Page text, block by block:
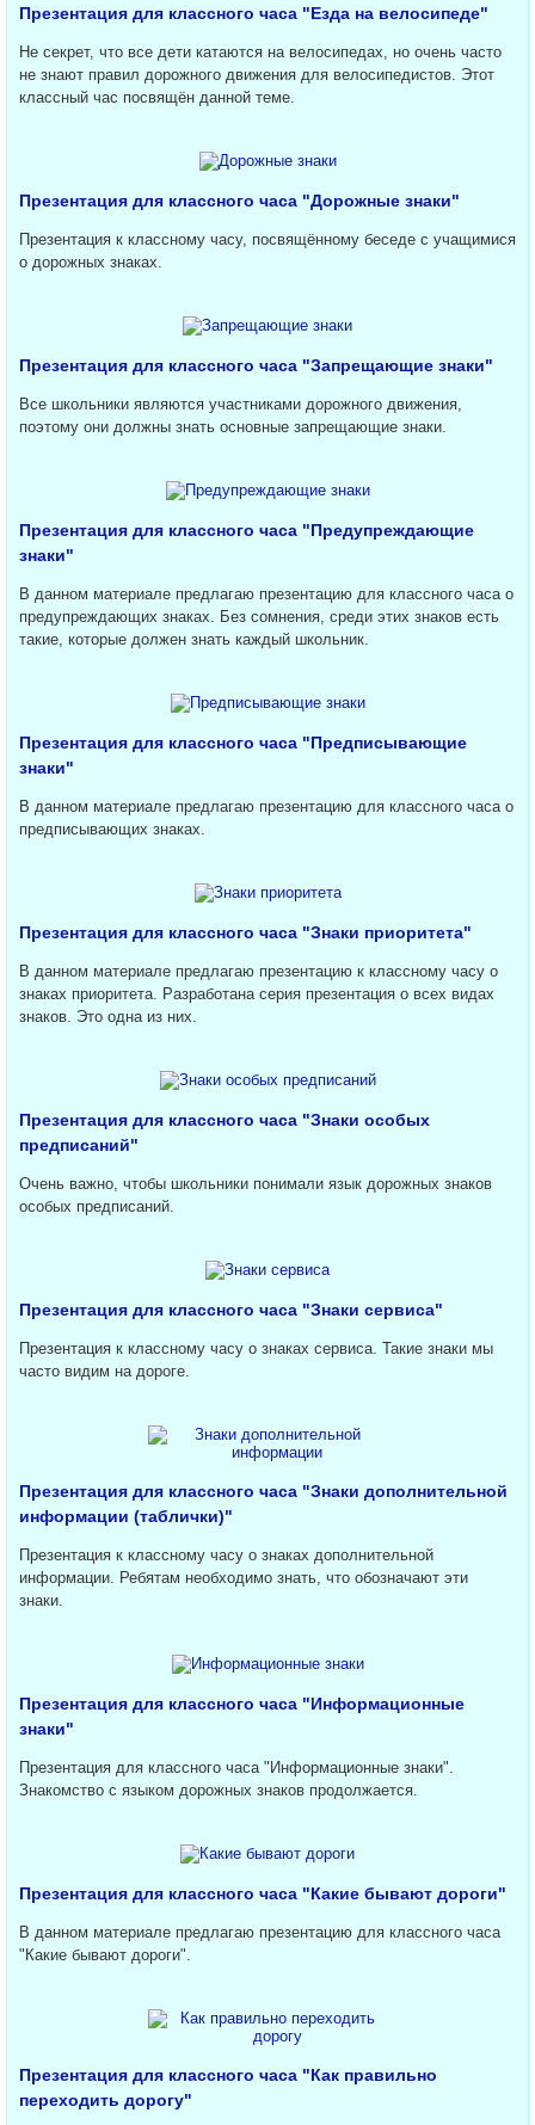
Презентация для классного часа "Езда на велосипеде"
Не секрет, что все дети катаются на велосипедах, но очень часто
не знают правил дорожного движения для велосипедистов. Этот
классный час посвящён данной теме.
Презентация для классного часа "Дорожные знаки"
Презентация к классному часу, посвящённому беседе с учащимися
о дорожных знаках.
Презентация для классного часа "Запрещающие знаки"
Все школьники являются участниками дорожного движения,
поэтому они должны знать основные запрещающие знаки.
Презентация для классного часа "Предупреждающие
знаки"
В данном материале предлагаю презентацию для классного часа о
предупреждающих знаках. Без сомнения, среди этих знаков есть
такие, которые должен знать каждый школьник.
Презентация для классного часа "Предписывающие
знаки"
В данном материале предлагаю презентацию для классного часа о
предписывающих знаках.
Презентация для классного часа "Знаки приоритета"
В данном материале предлагаю презентацию к классному часу о
знаках приоритета. Разработана серия презентация о всех видах
знаков. Это одна из них.
Презентация для классного часа "Знаки особых
предписаний"
Очень важно, чтобы школьники понимали язык дорожных знаков
особых предписаний.
Презентация для классного часа "Знаки сервиса"
Презентация к классному часу о знаках сервиса. Такие знаки мы
часто видим на дороге.
Презентация для классного часа "Знаки дополнительной
информации (таблички)"
Презентация к классному часу о знаках дополнительной
информации. Ребятам необходимо знать, что обозначают эти
знаки.
Презентация для классного часа "Информационные
знаки"
Презентация для классного часа "Информационные знаки".
Знакомство с языком дорожных знаков продолжается.
Презентация для классного часа "Какие бывают дороги"
В данном материале предлагаю презентацию для классного часа
"Какие бывают дороги".
Презентация для классного часа "Как правильно
переходить дорогу"